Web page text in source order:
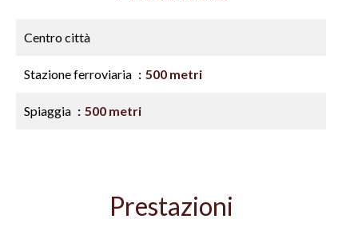
Centro città
Stazione ferroviaria 500 metri
Spiaggia 500 metri
Prestazioni